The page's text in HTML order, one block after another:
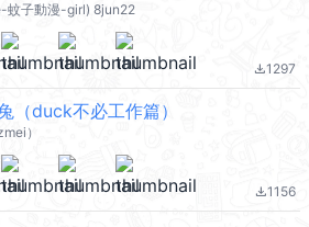
蚊子動漫-girl) 8jun22
file_download1297
（duck不必工作篇）
）
file_download1156